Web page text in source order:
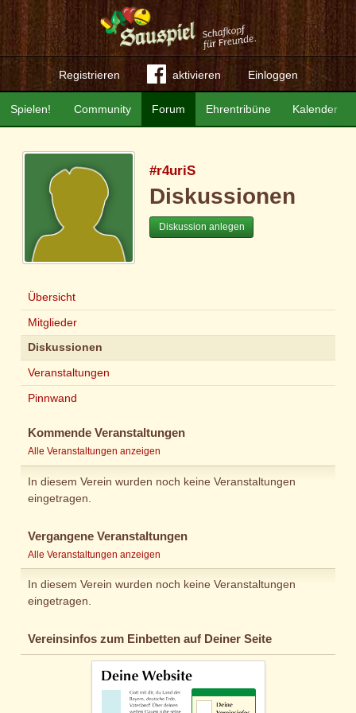
Registrieren aktivieren Einloggen
Community Forum Ehrentribüne Kalender
Spielen!
#r4uriS
Diskussionen
Diskussion anlegen
Übersicht
Mitglieder
Diskussionen
Veranstaltungen
Pinnwand
Kommende Veranstaltungen
Alle Veranstaltungen anzeigen
In diesem Verein wurden noch keine Veranstaltungen
eingetragen.
Vergangene Veranstaltungen
Alle Veranstaltungen anzeigen
In diesem Verein wurden noch keine Veranstaltungen
eingetragen.
Vereinsinfos zum Einbetten auf Deiner Seite